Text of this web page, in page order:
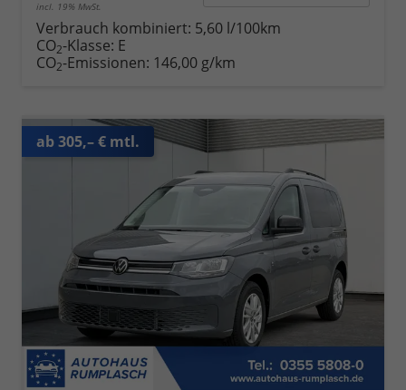
incl. 19% MwSt.
Verbrauch kombiniert: 5,60 l/100km
CO2-Klasse: E
CO2-Emissionen: 146,00 g/km
ab 305,– € mtl.